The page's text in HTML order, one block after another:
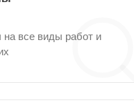
все виды работ и